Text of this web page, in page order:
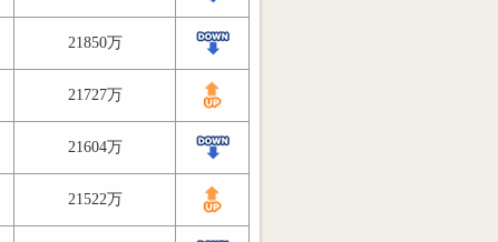
21850万
21727万
21604万
21522万